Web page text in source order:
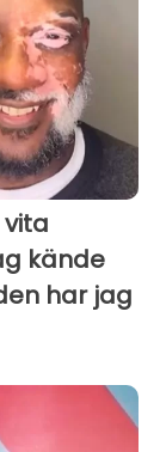
kände
har jag